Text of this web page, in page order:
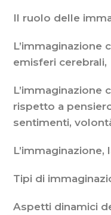
Il ruolo delle
L’immaginazione
emisferi cerebrali,
L’immaginazione
rispetto a
sentimenti,
L’immaginazione,
Tipi di
Aspetti dinamici